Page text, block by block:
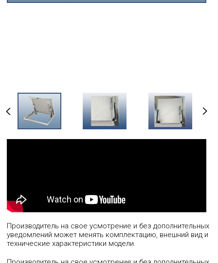
Производитель на свое усмотрение и без дополнительных
уведомлений может менять комплектацию, внешний вид и
технические характеристики модели.